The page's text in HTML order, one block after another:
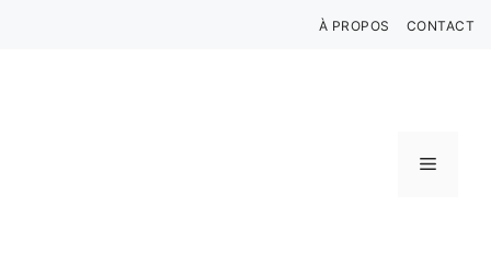
À PROPOS CONTACT
Menu